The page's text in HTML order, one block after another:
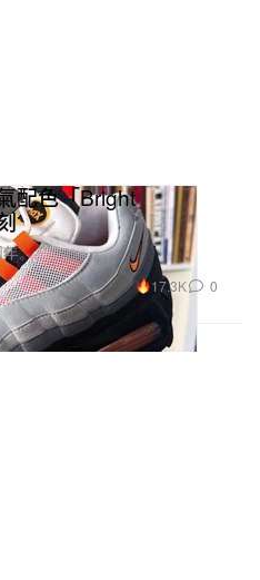
配色「Bright
。
17.3K 0